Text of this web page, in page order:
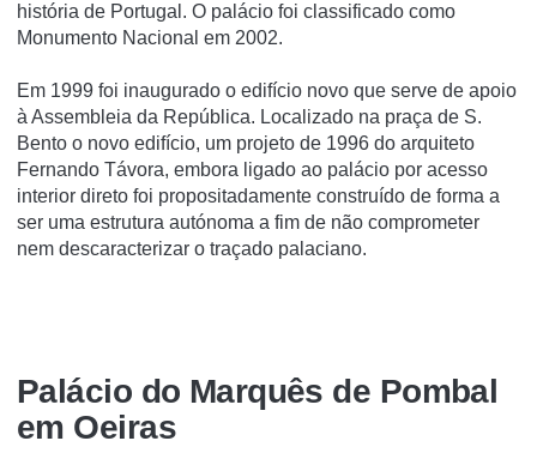
história de Portugal. O palácio foi classificado como
Monumento Nacional em 2002.
Em 1999 foi inaugurado o edifí­cio novo que serve de apoio
à Assembleia da República. Localizado na praça de S.
Bento o novo edifí­cio, um projeto de 1996 do arquiteto
Fernando Távora, embora ligado ao palácio por acesso
interior direto foi propositadamente construí­do de forma a
ser uma estrutura autónoma a fim de não comprometer
nem descaracterizar o traçado palaciano.
Palácio do Marquês de Pombal
em Oeiras